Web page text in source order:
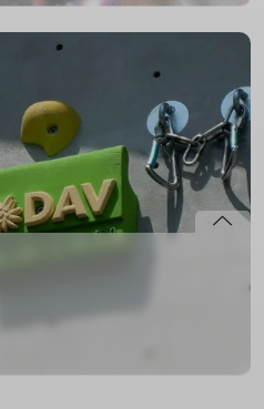
Dienstag um 19 Uhr
wärmen wir uns auf und
wie Winter und auch am Fels.
und sein Kletterkönnen
richtig bei uns. Bei
Inge Förster an.
für Erwachsene, die